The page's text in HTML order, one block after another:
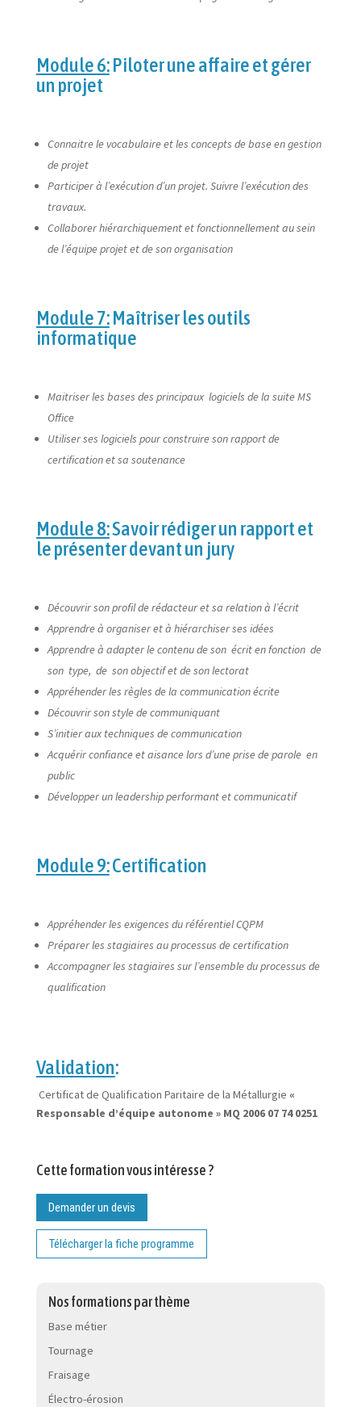
Module 6:Piloter une affaire et gérer
un projet
Connaitre le vocabulaire et les concepts de base en gestion
de projet
Participer à l’exécution d’un projet. Suivre l’exécution des
travaux.
Collaborer hiérarchiquement et fonctionnellement au sein
de l’équipe projet et de son organisation
Module 7:Maîtriser les outils
informatique
Maitriser les bases des principaux logiciels de la suite MS
Office
Utiliser ses logiciels pour construire son rapport de
certification et sa soutenance
Module 8:Savoir rédiger un rapport et
le présenter devant un jury
Découvrir son profil de rédacteur et sa relation à l’écrit
Apprendre à organiser et à hiérarchiser ses idées
Apprendre à adapter le contenu de son écrit en fonction de
son type, de son objectif et de son lectorat
Appréhender les règles de la communication écrite
Découvrir son style de communiquant
S’initier aux techniques de communication
Acquérir confiance et aisance lors d’une prise de parole en
public
Développer un leadership performant et communicatif
Module 9:Certification
Appréhender les exigences du référentiel CQPM
Préparer les stagiaires au processus de certification
Accompagner les stagiaires sur l’ensemble du processus de
qualification
Validation:
Certificat de Qualification Paritaire de la Métallurgie «
Responsable d’équipe autonome » MQ 2006 07 74 0251
Cette formation vous intéresse ?
Demander un devis
Télécharger la fiche programme
Nos formations par thème
Base métier
Tournage
Fraisage
Électro-érosion